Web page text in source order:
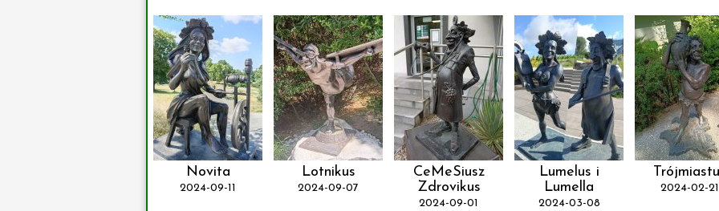
Novita
2024-09-11
Lotnikus
2024-09-07
CeMeSiusz
Zdrovikus
2024-09-01
Lumelus i
Lumella
2024-03-08
2024-02-21